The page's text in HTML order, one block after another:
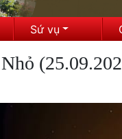
Sứ vụ